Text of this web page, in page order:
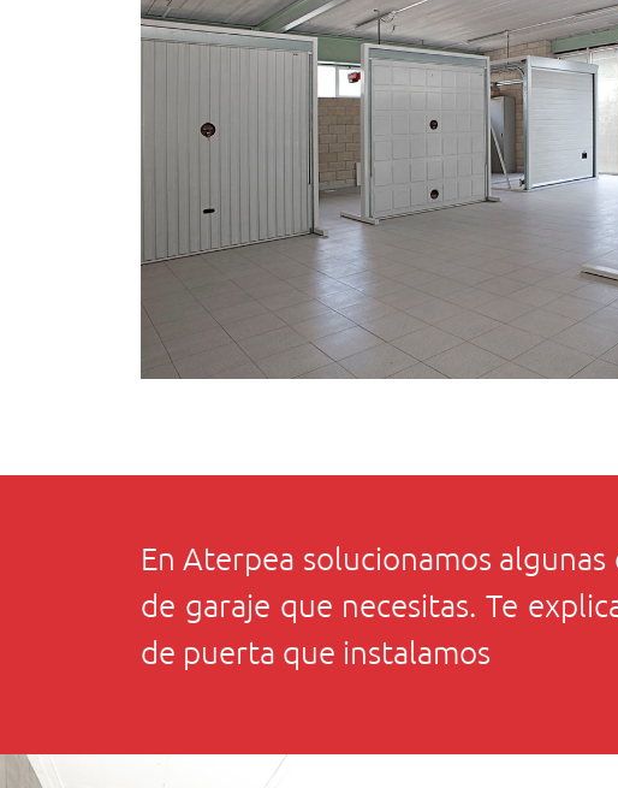
En Aterpea solucionamos
de garaje que necesitas. Te
de puerta que instalamos